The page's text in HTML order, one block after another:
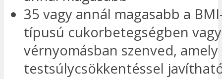
35 vagy annál magasabb a
típusú cukorbetegségben
vérnyomásban szenved, amely
testsúlycsökkentéssel